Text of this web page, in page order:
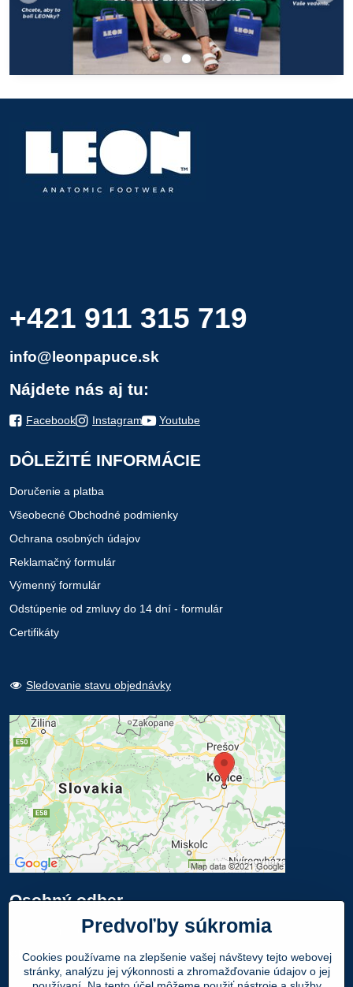
+421 911 315 719
info@leonpapuce.sk
Nájdete nás aj tu:
Facebook Instagram Youtube
DÔLEŽITÉ INFORMÁCIE
Doručenie a platba
Všeobecné Obchodné podmienky
Ochrana osobných údajov
Reklamačný formulár
Výmenný formulár
Odstúpenie od zmluvy do 14 dní - formulár
Certifikáty
Sledovanie stavu objednávky
Osobný odber
Navštívte našu predajňu - SHOWROOM
Obuv LEON, Mlynská 21, 040 01 Košice
Váš Objednaný tovar si môžete ZADARMO
Predvoľby súkromia
Cookies používame na zlepšenie vašej návštevy tejto webovej
stránky, analýzu jej výkonnosti a zhromažďovanie údajov o jej